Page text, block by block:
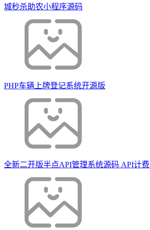
城秒杀助农小程序源码
PHP车辆上牌登记系统开源版
全新二开版半点API管理系统源码 API计